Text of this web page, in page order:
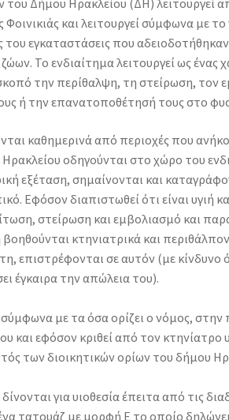
του Δήμου Ηρακλείου (ΔΗ) λειτουργεί
και λειτουργεί σύμφωνα με
του εγκαταστάσεις που
Το ενδιαίτημα λειτουργεί ως
την περίθαλψη, τη στείρωση, τον
ή την επανατοποθέτησή τους στο
καθημερινά από περιοχές που
Ηρακλείου οδηγούνται στο χώρο του
εξέταση, σημαίνονται και
Εφόσον διαπιστωθεί ότι είναι υγιή
στείρωση και εμβολιασμό και
κτηνιατρικά και
επιστρέφονται σε αυτόν (με κίνδυνο
έγκαιρα την απώλεια του).
με τα όσα ορίζει ο νόμος,
και εφόσον κριθεί από τον κτηνίατρο
των διοικητικών ορίων του δήμου
για υιοθεσία έπειτα από τις
τατουάζ με μορφή Ε το οποίο